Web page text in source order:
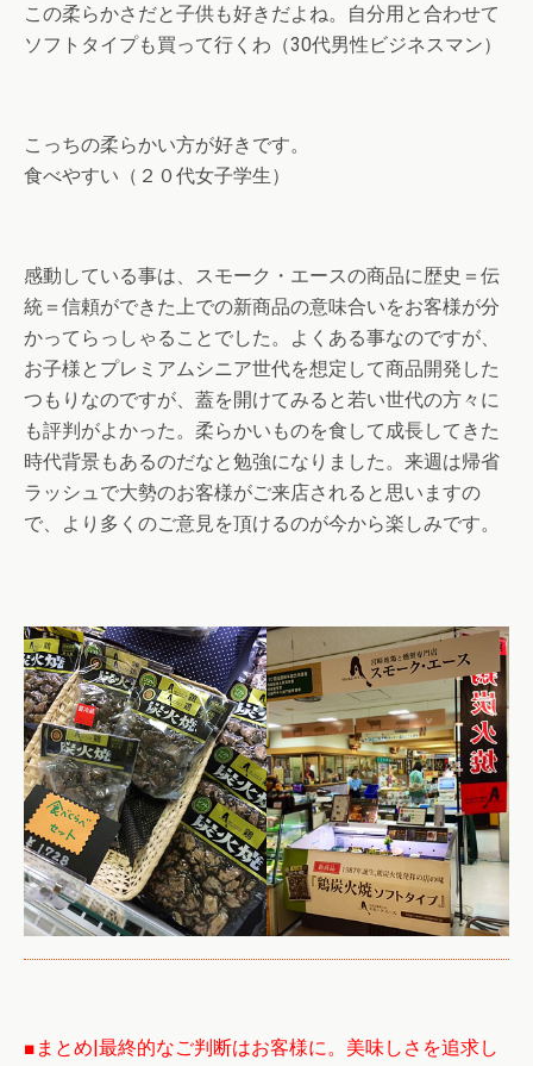
この柔らかさだと子供も好きだよね。自分用と合わせて
ソフトタイプも買って行くわ（30代男性ビジネスマン）
こっちの柔らかい方が好きです。
食べやすい（２０代女子学生）
感動している事は、スモーク・エースの商品に歴史＝伝
統＝信頼ができた上での新商品の意味合いをお客様が分
かってらっしゃることでした。よくある事なのですが、
お子様とプレミアムシニア世代を想定して商品開発した
つもりなのですが、蓋を開けてみると若い世代の方々に
も評判がよかった。柔らかいものを食して成長してきた
時代背景もあるのだなと勉強になりました。来週は帰省
ラッシュで大勢のお客様がご来店されると思いますの
で、より多くのご意見を頂けるのが今から楽しみです。
■まとめ|最終的なご判断はお客様に。美味しさを追求し